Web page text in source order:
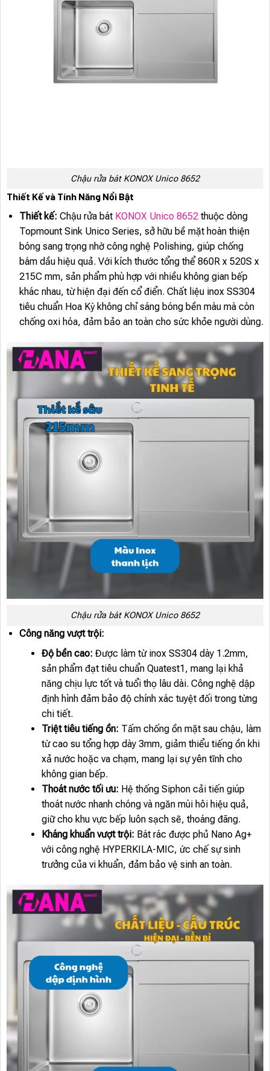
Chậu rửa bát KONOX Unico 8652
Thiết Kế và Tính Năng Nổi Bật
Thiết kế: Chậu rửa bát KONOX Unico 8652thuộc dòng
Topmount Sink Unico Series, sở hữu bề mặt hoàn thiện
bóng sang trọng nhờ công nghệ Polishing, giúp chống
bám dầu hiệu quả. Với kích thước tổng thể 860R x 520S x
215C mm, sản phẩm phù hợp với nhiều không gian bếp
khác nhau, từ hiện đại đến cổ điển. Chất liệu inox SS304
tiêu chuẩn Hoa Kỳ không chỉ sáng bóng bền màu mà còn
chống oxi hóa, đảm bảo an toàn cho sức khỏe người dùng.
Chậu rửa bát KONOX Unico 8652
Công năng vượt trội:
Độ bền cao: Được làm từ inox SS304 dày 1.2mm,
sản phẩm đạt tiêu chuẩn Quatest1, mang lại khả
năng chịu lực tốt và tuổi thọ lâu dài. Công nghệ dập
định hình đảm bảo độ chính xác tuyệt đối trong từng
chi tiết.
Triệt tiêu tiếng ồn: Tấm chống ồn mặt sau chậu, làm
từ cao su tổng hợp dày 3mm, giảm thiểu tiếng ồn khi
xả nước hoặc va chạm, mang lại sự yên tĩnh cho
không gian bếp.
Thoát nước tối ưu: Hệ thống Siphon cải tiến giúp
thoát nước nhanh chóng và ngăn mùi hôi hiệu quả,
giữ cho khu vực bếp luôn sạch sẽ, thoáng đãng.
Kháng khuẩn vượt trội: Bát rác được phủ Nano Ag+
với công nghệ HYPERKILA-MIC, ức chế sự sinh
trưởng của vi khuẩn, đảm bảo vệ sinh an toàn.